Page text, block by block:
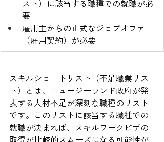
スト）に該当する職種での就職が必
要
雇用主からの正式なジョブオファー
（雇用契約）が必要
スキルショートリスト（不足職業リス
ト）とは、ニュージーランド政府が発
表する人材不足が深刻な職種のリスト
です。このリストに該当する職種での
就職が決まれば、スキルワークビザの